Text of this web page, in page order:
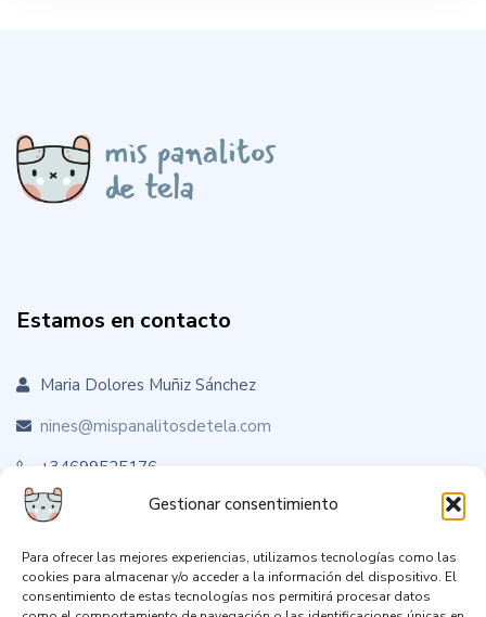
Gestionar consentimiento
Para ofrecer las mejores experiencias, utilizamos tecnologías como las
cookies para almacenar y/o acceder a la información del dispositivo. El
consentimiento de estas tecnologías nos permitirá procesar datos
Estamos en contacto
Maria Dolores Muñiz Sánchez
nines@mispanalitosdetela.com
+34699525176
Sígueme en RRSS